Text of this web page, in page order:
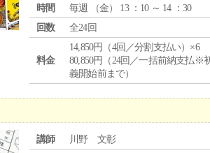
時間
毎週 （金） 13 ：10 ～ 14 ：30
回数
全24回
料金
14,850円（4回／分割支払い）×6
80,850円（24回／一括前納支払※
義開始前まで）
講師 川野 文彰